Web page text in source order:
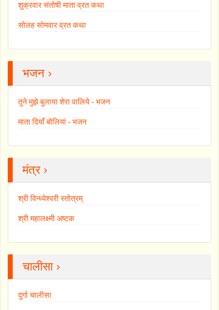
शुक्रवार संतोषी माता व्रत कथा
सोलह सोमवार व्रत कथा
भजन ›
तुने मुझे बुलाया शेरा वालिये - भजन
माता दियाँ बोलियां - भजन
मंत्र ›
श्री विन्ध्येश्वरी स्तोत्रम्
श्री महालक्ष्मी अष्टक
चालीसा ›
दुर्गा चालीसा